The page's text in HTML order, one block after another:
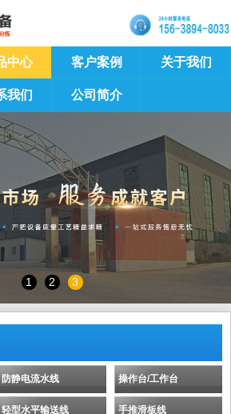
中心 客户案例 关于我们
我们 公司简介
1 2 3
防静电流水线 操作台/工作台
轻型水平输送线 手推滑板线